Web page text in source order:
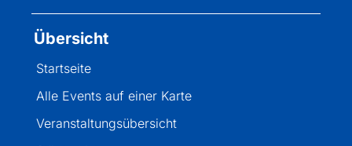
Übersicht
Startseite
Alle Events auf einer Karte
Veranstaltungsübersicht